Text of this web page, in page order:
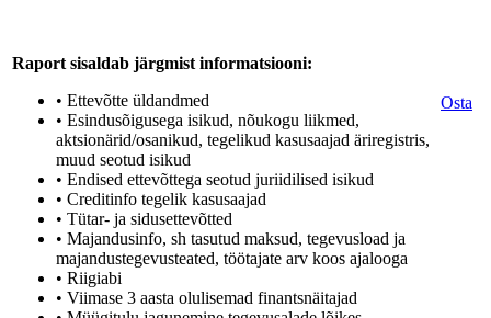
Raport sisaldab järgmist informatsiooni:
• Ettevõtte üldandmed
• Esindusõigusega isikud, nõukogu liikmed,
aktsionärid/osanikud, tegelikud kasusaajad äriregistris,
muud seotud isikud
• Endised ettevõttega seotud juriidilised isikud
• Creditinfo tegelik kasusaajad
• Tütar- ja sidusettevõtted
• Majandusinfo, sh tasutud maksud, tegevusload ja
majandustegevusteated, töötajate arv koos ajalooga
• Riigiabi
• Viimase 3 aasta olulisemad finantsnäitajad
Osta